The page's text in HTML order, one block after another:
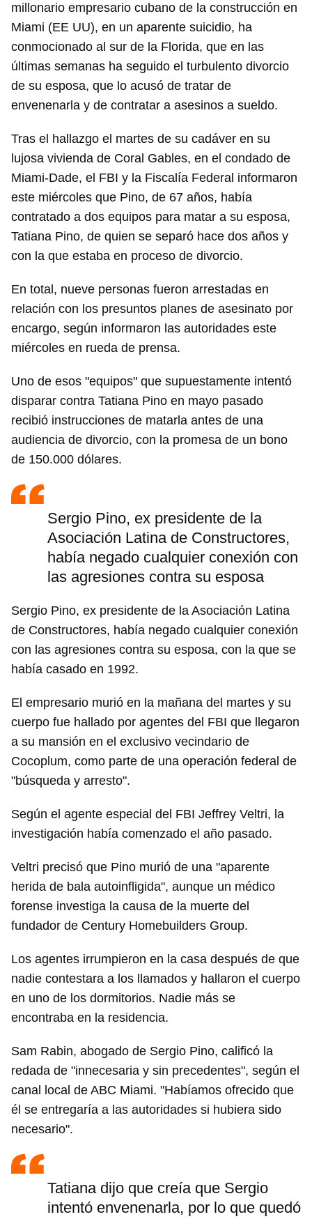
millonario empresario cubano de la construcción en
Miami (EE UU), en un aparente suicidio, ha
conmocionado al sur de la Florida, que en las
últimas semanas ha seguido el turbulento divorcio
de su esposa, que lo acusó de tratar de
envenenarla y de contratar a asesinos a sueldo.
Tras el hallazgo el martes de su cadáver en su
lujosa vivienda de Coral Gables, en el condado de
Miami-Dade, el FBI y la Fiscalía Federal informaron
este miércoles que Pino, de 67 años, había
contratado a dos equipos para matar a su esposa,
Tatiana Pino, de quien se separó hace dos años y
con la que estaba en proceso de divorcio.
En total, nueve personas fueron arrestadas en
relación con los presuntos planes de asesinato por
encargo, según informaron las autoridades este
miércoles en rueda de prensa.
Uno de esos "equipos" que supuestamente intentó
disparar contra Tatiana Pino en mayo pasado
recibió instrucciones de matarla antes de una
audiencia de divorcio, con la promesa de un bono
de 150.000 dólares.
Sergio Pino, ex presidente de la
Asociación Latina de Constructores,
había negado cualquier conexión con
las agresiones contra su esposa
Sergio Pino, ex presidente de la Asociación Latina
de Constructores, había negado cualquier conexión
con las agresiones contra su esposa, con la que se
había casado en 1992.
El empresario murió en la mañana del martes y su
cuerpo fue hallado por agentes del FBI que llegaron
a su mansión en el exclusivo vecindario de
Cocoplum, como parte de una operación federal de
"búsqueda y arresto".
Según el agente especial del FBI Jeffrey Veltri, la
investigación había comenzado el año pasado.
Veltri precisó que Pino murió de una "aparente
herida de bala autoinfligida", aunque un médico
forense investiga la causa de la muerte del
fundador de Century Homebuilders Group.
Los agentes irrumpieron en la casa después de que
nadie contestara a los llamados y hallaron el cuerpo
en uno de los dormitorios. Nadie más se
encontraba en la residencia.
Sam Rabin, abogado de Sergio Pino, calificó la
redada de "innecesaria y sin precedentes", según el
canal local de ABC Miami. "Habíamos ofrecido que
él se entregaría a las autoridades si hubiera sido
necesario".
Tatiana dijo que creía que Sergio
intentó envenenarla, por lo que quedó